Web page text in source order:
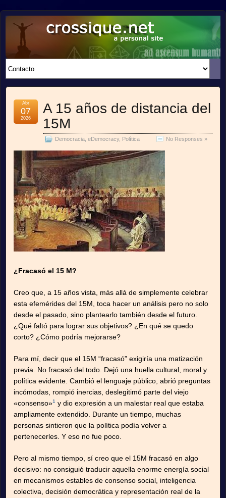
crossique.net
A PERSONAL SITE
A 15 años de distancia del
15M
Democracia eDemocracy, Política No Responses »
Abr
07
2026
¿Fracasó el 15 M?
Creo que, a 15 años vista, más allá de simplemente celebrar
esta efemérides del 15M, toca hacer un análisis pero no solo
desde el pasado, sino plantearlo también desde el futuro.
¿Qué faltó para lograr sus objetivos? ¿En qué se quedo
corto? ¿Cómo podría mejorarse?
Para mí, decir que el 15M “fracasó” exigiría una matización
previa. No fracasó del todo. Dejó una huella cultural, moral y
política evidente. Cambió el lenguaje público, abrió preguntas
incómodas, rompió inercias, deslegitimó parte del viejo
«consenso»1 y dio expresión a un malestar real que estaba
ampliamente extendido. Durante un tiempo, muchas
personas sintieron que la política podía volver a
pertenecerles. Y eso no fue poco.
Pero al mismo tiempo, sí creo que el 15M fracasó en algo
decisivo: no consiguió traducir aquella enorme energía social
en mecanismos estables de consenso social, inteligencia
colectiva, decisión democrática y representación real de la